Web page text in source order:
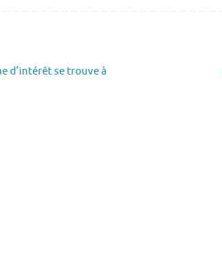
d’intérêt se trouve à